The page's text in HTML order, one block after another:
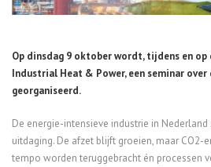
Op dinsdag 9 oktober wordt, tijdens en op
Industrial Heat & Power, een seminar
georganiseerd.
De energie-intensieve industrie in
uitdaging. De afzet blijft groeien, maar CO2-
tempo worden teruggebracht én processen